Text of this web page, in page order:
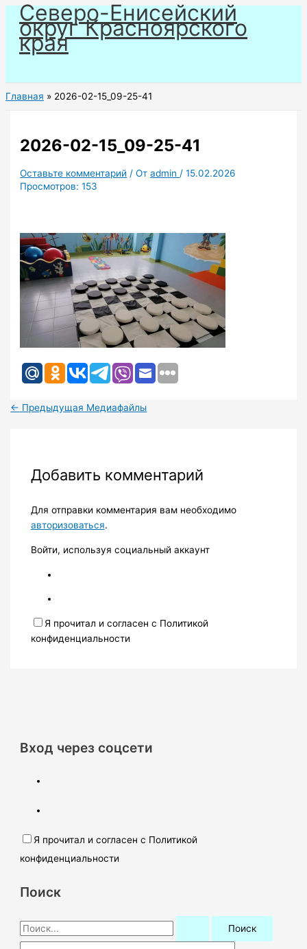
Перейти
содержимому
Северо-Енисейский
округ Красноярского
края
Главная 2026-02-15_09-25-41
2026-02-15_09-25-41
Оставьте комментарий / Отadmin /15.02.2026
Просмотров: 153
← Предыдущая Медиафайлы
Добавить комментарий
Для отправки комментария вам необходимо
авторизоваться.
Войти, используя социальный аккаунт
Я прочитал и согласен с Политикой
конфиденциальности
Вход через соцсети
Я прочитал и согласен с Политикой
конфиденциальности
Поиск
П
о